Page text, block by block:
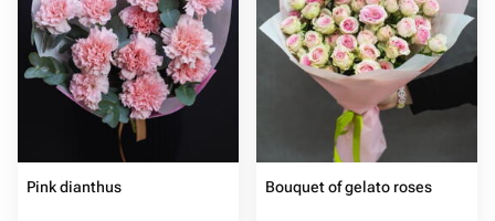
Pink dianthus Bouquet of gelato roses